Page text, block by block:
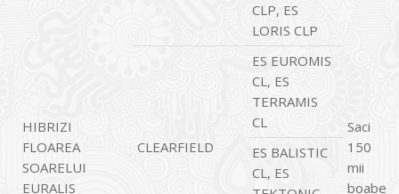
HIBRIZI
FLOAREA
SOARELUI
EURALIS
CLP, ES
LORIS CLP
Saci
150
mii
boabe
CLEARFIELD
ES EUROMIS
CL, ES
TERRAMIS
CL
ES BALISTIC
CL, ES